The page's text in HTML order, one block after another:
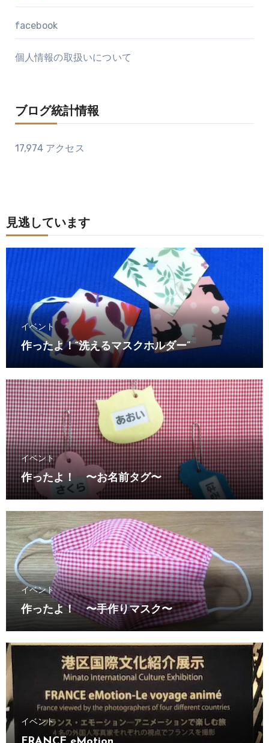
facebook
個人情報の取扱いについて
ブログ統計情報
17,974 アクセス
見逃しています
イベント
作ったよ！“洗えるマスクホルダー”
イベント
作ったよ！ 〜お名前タグ〜
イベント
作ったよ！ 〜手作りマスク〜
イベント